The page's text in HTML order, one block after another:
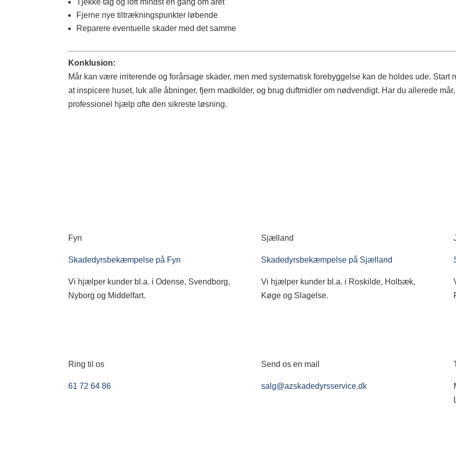
Tjekke tag og loft mindst én gang om året
Fjerne nye tiltrækningspunkter løbende
Reparere eventuelle skader med det samme
Konklusion:
Mår kan være irriterende og forårsage skader, men med systematisk forebyggelse kan de holdes ude. Start
at inspicere huset, luk alle åbninger, fjern madkilder, og brug duftmidler om nødvendigt. Har du allerede
professionel hjælp ofte den sikreste løsning.
Fyn
Skadedyrsbekæmpelse på Fyn
Vi hjælper kunder bl.a. i Odense, Svendborg,
Nyborg og Middelfart.
Sjælland
Skadedyrsbekæmpelse på Sjælland
Vi hjælper kunder bl.a. i Roskilde, Holbæk,
Køge og Slagelse.
Ring til os
61 72 64 86
Send os en mail
salg@azskadedyrsservice.dk